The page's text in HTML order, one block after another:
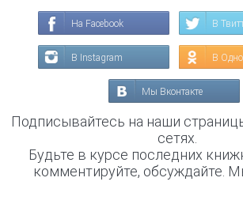
На Facebook В
В Instagram В
Мы Вконтакте
Подписывайтесь на наши
сетях.
Будьте в курсе последних
комментируйте, обсуждайте.